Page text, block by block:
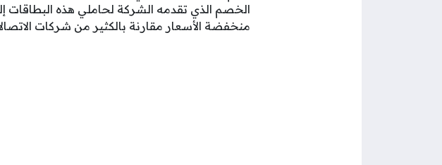
منخفضة الأسعار مقارنة بالكثير من شركات